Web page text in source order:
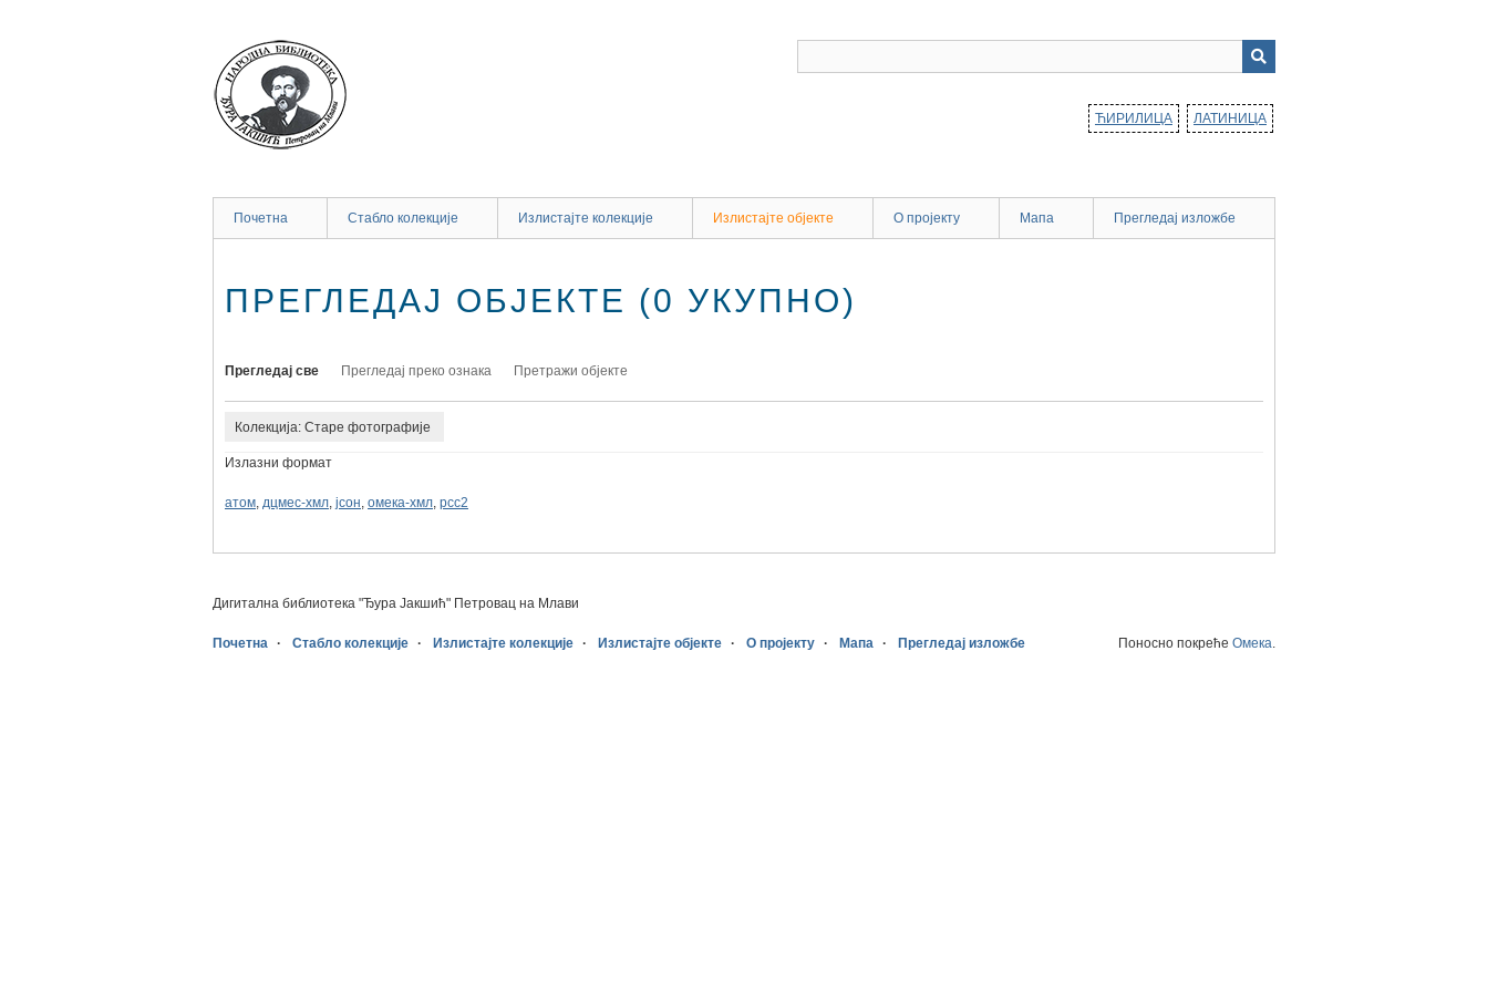
ЋИРИЛИЦА ЛАТИНИЦА
Почетна Стабло колекције Излистајте колекције Излистајте објекте О пројекту Мапа Прегледај изложбе
ПРЕГЛЕДАЈ ОБЈЕКТЕ (0 УКУПНО)
Прегледај све Прегледај преко ознака Претражи објекте
Колекција: Старе фотографије
Излазни формат
атом, дцмес-xмл, јсон, омека-xмл, рсс2
Дигитална библиотека "Ђура Јакшић" Петровац на Млави
Почетна Стабло колекције Излистајте колекције Излистајте објекте О пројекту Мапа Прегледај изложбе Поносно покреће Омека.